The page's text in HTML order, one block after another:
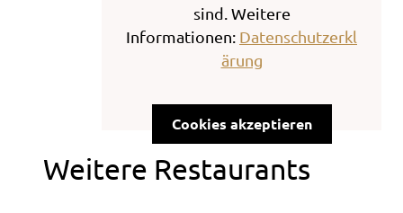
sind. Weitere
Informationen: Datenschutzerkl
ärung
Cookies akzeptieren
Weitere Restaurants